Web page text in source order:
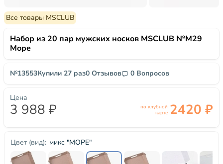
Все товары MSCLUB
Набор из 20 пар мужских носков MSCLUB №М29
Море
№13553Купили 27 раз0 Отзывов 0 Вопросов
Цвет (вид): микс "МОРЕ"
Цена
3 988 ₽
по клубной
карте 2420 ₽